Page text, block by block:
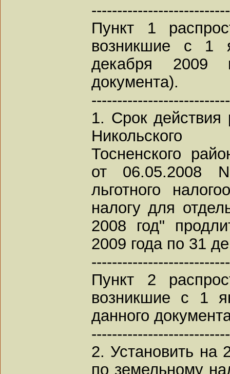
Пункт 1
возникшие с 1
декабря 2009
документа).
1. Срок действия
Никольского
Тосненского
от 06.05.2008
льготного
налогу для
2008 год"
2009 года по 31
Пункт 2
возникшие с 1
данного
2. Установить на
по земельному